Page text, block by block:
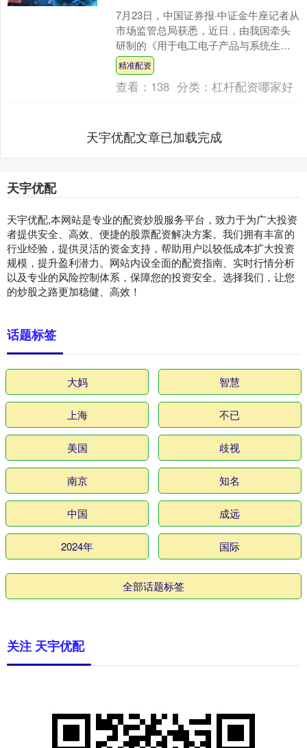
7月23日，中国证券报·中证金牛座记者从
市场监管总局获悉，近日，由我国牵头
研制的《用于电工电子产品与系统生命
周期评价的产品种类规则》国际标准
（IEC 63366....
精准配资
查看： 138 分类：杠杆配资哪家好
天宇优配文章已加载完成
天宇优配
天宇优配,本网站是专业的配资炒股服务平台，致力于为广大投资
者提供安全、高效、便捷的股票配资解决方案。我们拥有丰富的
行业经验，提供灵活的资金支持，帮助用户以较低成本扩大投资
规模，提升盈利潜力。网站内设全面的配资指南、实时行情分析
以及专业的风险控制体系，保障您的投资安全。选择我们，让您
的炒股之路更加稳健、高效！
话题标签
大妈 智慧
上海 不已
美国 歧视
南京 知名
中国 成远
2024年 国际
全部话题标签
关注 天宇优配